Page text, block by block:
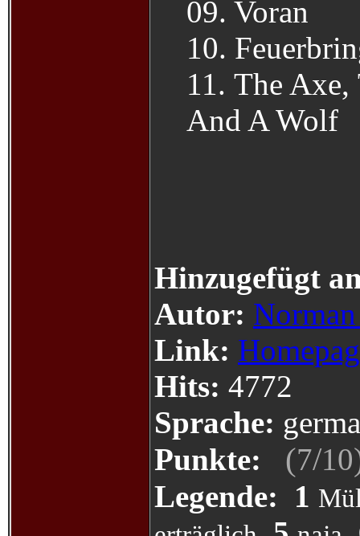
09. Voran
10.
11. The
And A Wolf
Hinzugefügt
Autor:
Link:
Hits: 4772
Sprache:
Punkte:
(7/10
Legende: 1